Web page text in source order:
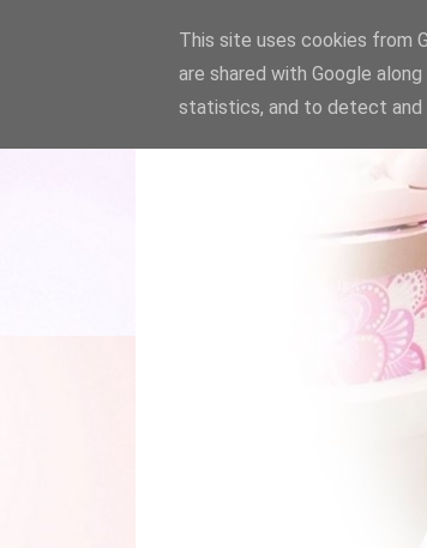
This site uses cookies from
are shared with Google
statistics, and to detect and